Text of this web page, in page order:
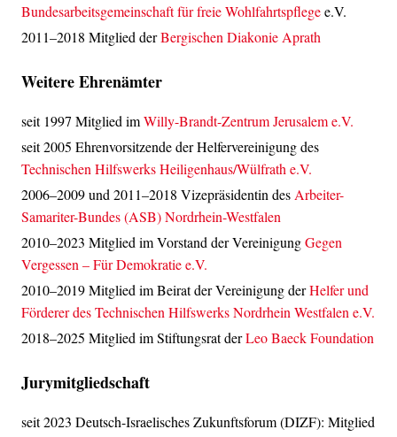
Bundesarbeitsgemeinschaft für freie Wohlfahrtspflegee.V.
2011–2018 Mitglied derBergischen Diakonie Aprath
Weitere Ehrenämter
seit 1997 Mitglied imWilly-Brandt-Zentrum Jerusalem e.V.
seit 2005 Ehrenvorsitzende der Helfervereinigung des
Technischen Hilfswerks Heiligenhaus/Wülfrath e.V.
2006–2009 und 2011–2018 Vizepräsidentin des Arbeiter-
Samariter-Bundes (ASB) Nordrhein-Westfalen
2010–2023 Mitglied im Vorstand der VereinigungGegen
Vergessen – Für Demokratie e.V.
2010–2019 Mitglied im Beirat der Vereinigung derHelfer und
Förderer des Technischen Hilfswerks Nordrhein Westfalen e.V.
2018–2025 Mitglied im Stiftungsrat derLeo Baeck Foundation
Jurymitgliedschaft
seit 2023 Deutsch-Israelisches Zukunftsforum (DIZF): Mitglied